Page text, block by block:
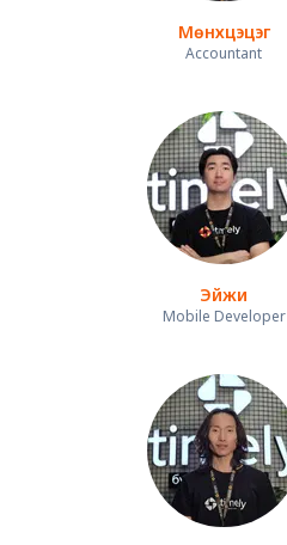
Мөнхцэцэг
Accountant
Эйжи
Mobile Developer